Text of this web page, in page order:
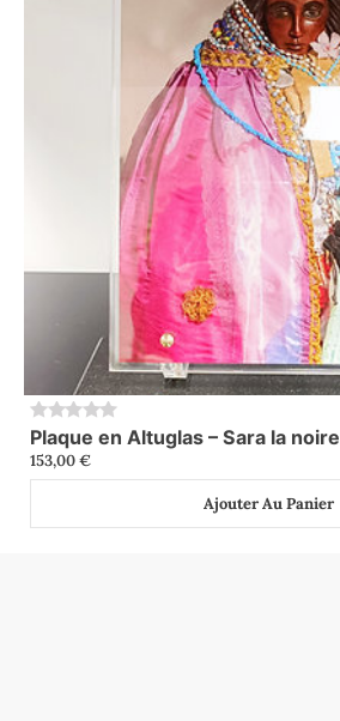
0
Plaque en Altuglas – Sara la noire
153,00€
Ajouter Au Panier